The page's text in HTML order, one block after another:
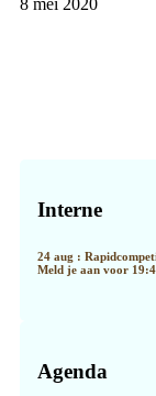
8 mei 2020
Sidebar
Interne
24 aug :
Meld je aan voor
Agenda